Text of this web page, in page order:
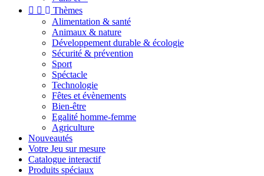
 
Thèmes
Alimentation & santé
Animaux & nature
Développement durable & écologie
Sécurité & prévention
Sport
Spéctacle
Technologie
Fêtes et évènements
Bien-être
Egalité homme-femme
Agriculture
Nouveautés
Votre Jeu sur mesure
Catalogue interactif
Produits spéciaux